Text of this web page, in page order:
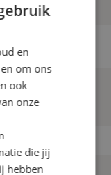
simplex SM,
10m, t.b.v.
en
om ons
ook
onze
die jij
hebben